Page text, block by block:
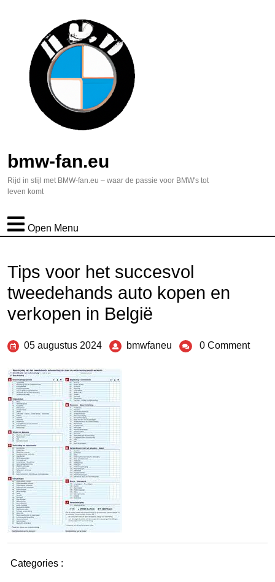
bmw-fan.eu
Rijd in stijl met BMW-fan.eu – waar de passie voor BMW's tot
leven komt
Open Menu
Tips voor het succesvol
tweedehands auto kopen en
verkopen in België
05 augustus 2024 bmwfaneu 0 Comment
Categories :